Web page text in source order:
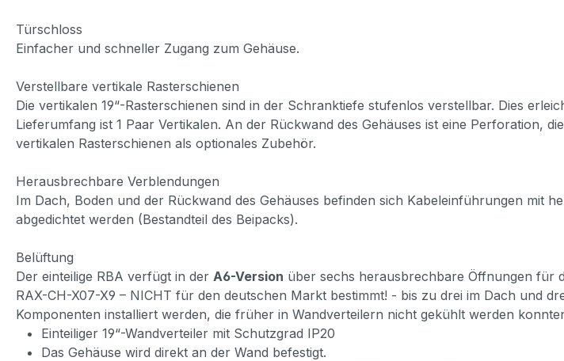
Türschloss
Einfacher und schneller Zugang zum Gehäuse.
Verstellbare vertikale Rasterschienen
Die vertikalen 19“-Rasterschienen sind in der Schranktiefe stufenlos verstellbar. Dies
Lieferumfang ist 1 Paar Vertikalen. An der Rückwand des Gehäuses ist eine Perforation,
vertikalen Rasterschienen als optionales Zubehör.
Herausbrechbare Verblendungen
Im Dach, Boden und der Rückwand des Gehäuses befinden sich Kabeleinführungen mit
abgedichtet werden (Bestandteil des Beipacks).
Belüftung
Der einteilige RBA verfügt in der A6-Version über sechs herausbrechbare Öffnungen für
RAX-CH-X07-X9 – NICHT für den deutschen Markt bestimmt! - bis zu drei im Dach und
Komponenten installiert werden, die früher in Wandverteilern nicht gekühlt werden
Einteiliger 19“-Wandverteiler mit Schutzgrad IP20
Das Gehäuse wird direkt an der Wand befestigt.